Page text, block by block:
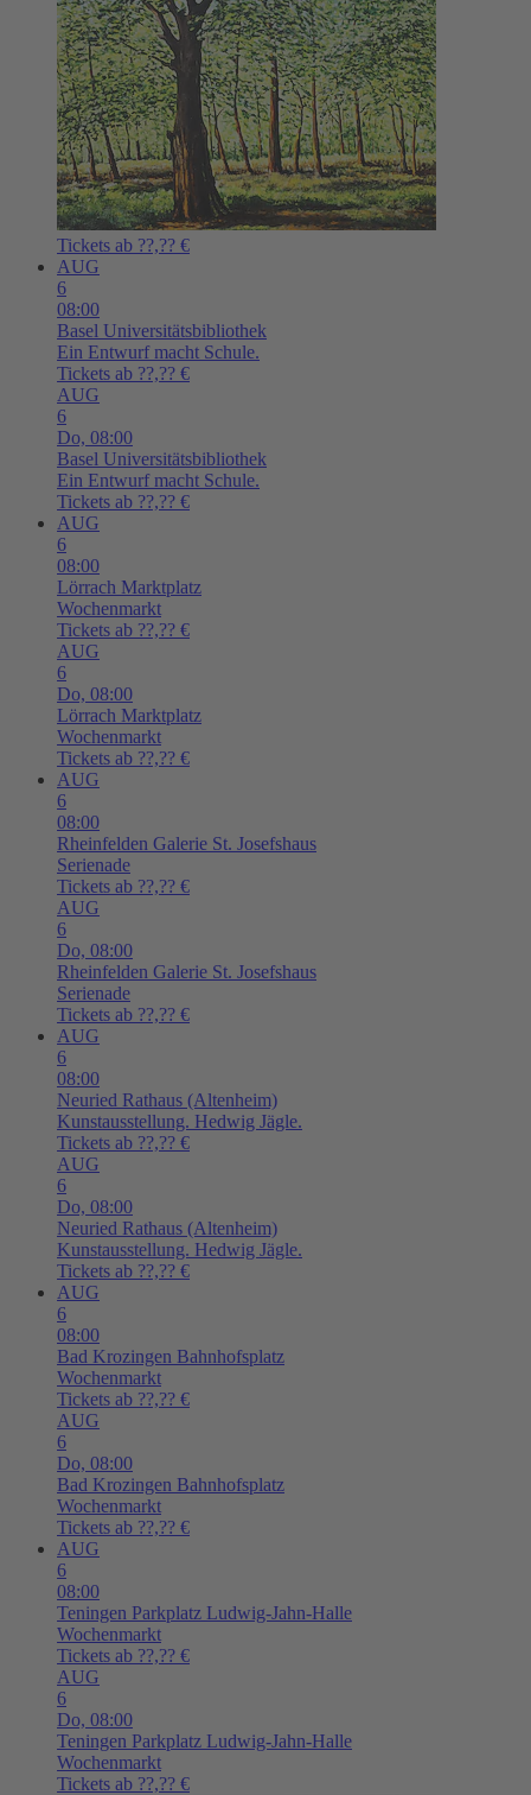
Tickets ab ??,?? €
AUG
6
08:00
Basel Universitätsbibliothek
Ein Entwurf macht Schule.
Tickets ab ??,?? €
AUG
6
Do, 08:00
Basel Universitätsbibliothek
Ein Entwurf macht Schule.
Tickets ab ??,?? €
AUG
6
08:00
Lörrach Marktplatz
Wochenmarkt
Tickets ab ??,?? €
AUG
6
Do, 08:00
Lörrach Marktplatz
Wochenmarkt
Tickets ab ??,?? €
AUG
6
08:00
Rheinfelden Galerie St. Josefshaus
Serienade
Tickets ab ??,?? €
AUG
6
Do, 08:00
Rheinfelden Galerie St. Josefshaus
Serienade
Tickets ab ??,?? €
AUG
6
08:00
Neuried Rathaus (Altenheim)
Kunstausstellung. Hedwig Jägle.
Tickets ab ??,?? €
AUG
6
Do, 08:00
Neuried Rathaus (Altenheim)
Kunstausstellung. Hedwig Jägle.
Tickets ab ??,?? €
AUG
6
08:00
Bad Krozingen Bahnhofsplatz
Wochenmarkt
Tickets ab ??,?? €
AUG
6
Do, 08:00
Bad Krozingen Bahnhofsplatz
Wochenmarkt
Tickets ab ??,?? €
AUG
6
08:00
Teningen Parkplatz Ludwig-Jahn-Halle
Wochenmarkt
Tickets ab ??,?? €
AUG
6
Do, 08:00
Teningen Parkplatz Ludwig-Jahn-Halle
Wochenmarkt
Tickets ab ??,?? €